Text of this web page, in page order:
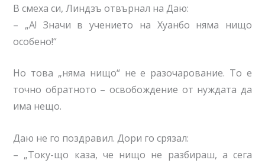
В смеха си, Линдзъ отвърнал на Даю:
– „А! Значи в учението на Хуанбо няма нищо
особено!“
Но това „няма нищо“ не е разочарование. То е
точно обратното – освобождение от нуждата да
има нещо.
Даю не го поздравил. Дори го срязал:
– „Току-що каза, че нищо не разбираш, а сега